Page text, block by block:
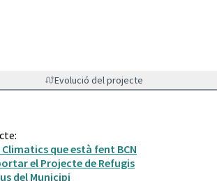
Evolució del projecte
que està fent BCN
el Projecte de Refugis
del Municipi